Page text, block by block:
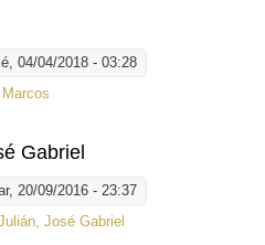
04/04/2018 - 03:28
Gabriel
20/09/2016 - 23:37
José Gabriel